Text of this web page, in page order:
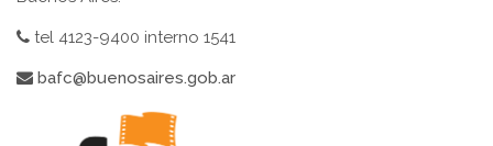
tel 4123-9400 interno 1541
bafc@buenosaires.gob.ar